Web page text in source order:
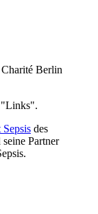
Berlin
"Links".
des
Partner